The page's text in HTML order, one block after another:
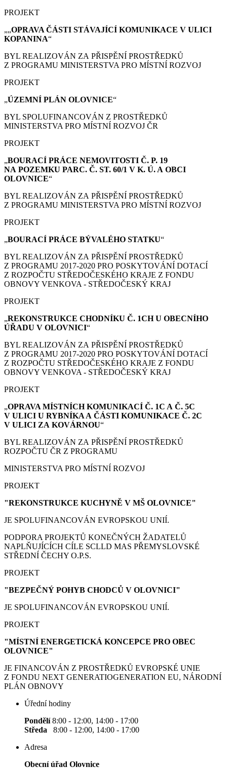
PROJEKT
„„OPRAVA ČÁSTI STÁVAJÍCÍ KOMUNIKACE V ULICI
KOPANINA“
BYL REALIZOVÁN ZA PŘISPĚNÍ PROSTŘEDKŮ
Z PROGRAMU MINISTERSTVA PRO MÍSTNÍ ROZVOJ
PROJEKT
„ÚZEMNÍ PLÁN OLOVNICE“
BYL SPOLUFINANCOVÁN Z PROSTŘEDKŮ
MINISTERSTVA PRO MÍSTNÍ ROZVOJ ČR
PROJEKT
„BOURACÍ PRÁCE NEMOVITOSTI Č. P. 19
NA POZEMKU PARC. Č. ST. 60/1 V K. Ú. A OBCI
OLOVNICE“
BYL REALIZOVÁN ZA PŘISPĚNÍ PROSTŘEDKŮ
Z PROGRAMU MINISTERSTVA PRO MÍSTNÍ ROZVOJ
PROJEKT
„BOURACÍ PRÁCE BÝVALÉHO STATKU“
BYL REALIZOVÁN ZA PŘISPĚNÍ PROSTŘEDKŮ
Z PROGRAMU 2017-2020 PRO POSKYTOVÁNÍ DOTACÍ
Z ROZPOČTU STŘEDOČESKÉHO KRAJE Z FONDU
OBNOVY VENKOVA - STŘEDOČESKÝ KRAJ
PROJEKT
„REKONSTRUKCE CHODNÍKU Č. 1CH U OBECNÍHO
ÚŘADU V OLOVNICI“
BYL REALIZOVÁN ZA PŘISPĚNÍ PROSTŘEDKŮ
Z PROGRAMU 2017-2020 PRO POSKYTOVÁNÍ DOTACÍ
Z ROZPOČTU STŘEDOČESKÉHO KRAJE Z FONDU
OBNOVY VENKOVA - STŘEDOČESKÝ KRAJ
PROJEKT
„OPRAVA MÍSTNÍCH KOMUNIKACÍ Č. 1C A Č. 5C
V ULICI U RYBNÍKA A ČÁSTI KOMUNIKACE Č. 2C
V ULICI ZA KOVÁRNOU“
BYL REALIZOVÁN ZA PŘISPĚNÍ PROSTŘEDKŮ
ROZPOČTU ČR Z PROGRAMU
MINISTERSTVA PRO MÍSTNÍ ROZVOJ
PROJEKT
"REKONSTRUKCE KUCHYNĚ V MŠ OLOVNICE"
JE SPOLUFINANCOVÁN EVROPSKOU UNIÍ.
PODPORA PROJEKTŮ KONEČNÝCH ŽADATELŮ
NAPLŇUJÍCÍCH CÍLE SCLLD MAS PŘEMYSLOVSKÉ
STŘEDNÍ ČECHY O.P.S.
PROJEKT
"BEZPEČNÝ POHYB CHODCŮ V OLOVNICI"
JE SPOLUFINANCOVÁN EVROPSKOU UNIÍ.
PROJEKT
"MÍSTNÍ ENERGETICKÁ KONCEPCE PRO OBEC
OLOVNICE"
JE FINANCOVÁN Z PROSTŘEDKŮ EVROPSKÉ UNIE
Z FONDU NEXT GENERATIOGENERATION EU, NÁRODNÍ
PLÁN OBNOVY
Úřední hodiny
Pondělí8:00 - 12:00, 14:00 - 17:00
Středa 8:00 - 12:00, 14:00 - 17:00
Adresa
Obecní úřad Olovnice